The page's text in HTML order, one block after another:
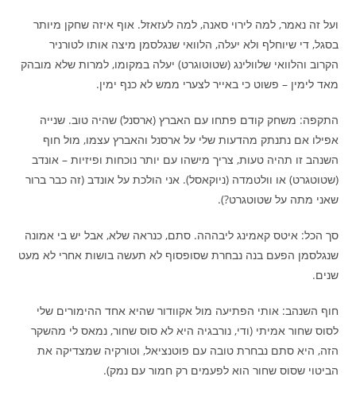
ועל זה נאמר, למה לירוי סאנה, למה לעזאזל. אוף איזה שחקן מיותר
בסגל, די שיוחלף ולא יעלה, הלוואי שנגלסמן מיצה אותו לטורניר
הקרוב והלוואי שלוולינג (שטוטוגרט) יעלה במקומו, למרות שלא מובהק
מאד לימין – פשוט כי באייר לצערי ממש לא כנף ימין.
התקפה: משחק קודם פתחו עם האברץ (ארסנל) שהיה טוב. שנייה
אפילו אם נתנתק מהדעות שלי על ארסנל והאברץ עצמו, מול חוף
השנהב זו תהיה טעות, צריך מישהו עם יותר נוכחות ופיזיות – אונדב
(שטוטגרט) או וולטמדה (ניוקאסל). אני הולכת על אונדב (זה כבר ברור
שאני מתה על שטוטגרט?).
סך הכל: איטס קאמינג ליבההה. סתם, כנראה שלא, אבל יש בי אמונה
שנגלסמן הפעם בנה נבחרת שסופסוף לא תעשה בושות אחרי לא מעט
שנים.
חוף השנהב: אותי הפתיעה מול אקוודור שהיא אחד ההימורים שלי
לסוס שחור אמיתי (ודי, נורבגיה היא לא סוס שחור, נמאס לי מהשקר
הזה, היא סתם נבחרת טובה עם פוטנציאל, וטורקיה שמצדיקה את
הביטוי שסוס שחור הוא לפעמים רק חמור עם נמק).